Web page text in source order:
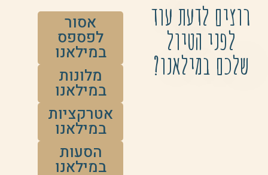
רוצים לדעת עוד
לפני הטיול
שלכם במילאנו?
אסור
לפספס
במילאנו
מלונות
במילאנו
אטרקציות
במילאנו
הסעות
במילאנו